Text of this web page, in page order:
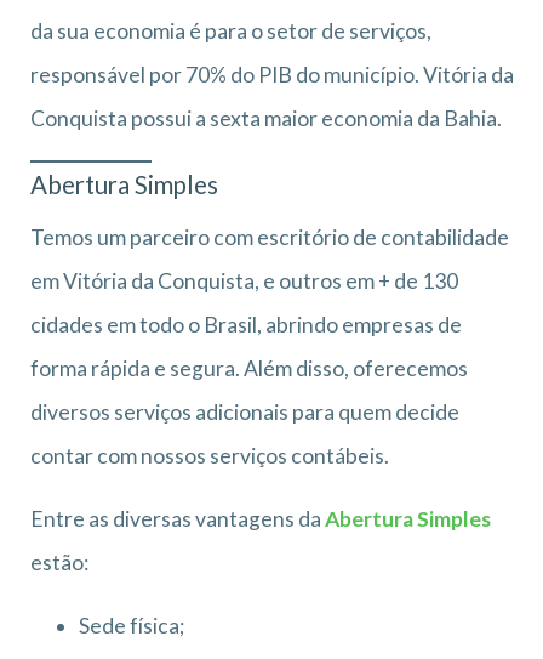
da sua economia é para o setor de serviços,
responsável por 70% do PIB do município. Vitória da
Conquista possui a sexta maior economia da Bahia.
Abertura Simples
Temos um parceiro com escritório de contabilidade
em Vitória da Conquista, e outros em + de 130
cidades em todo o Brasil, abrindo empresas de
forma rápida e segura. Além disso, oferecemos
diversos serviços adicionais para quem decide
contar com nossos serviços contábeis.
Entre as diversas vantagens daAbertura Simples
estão:
Sede física;